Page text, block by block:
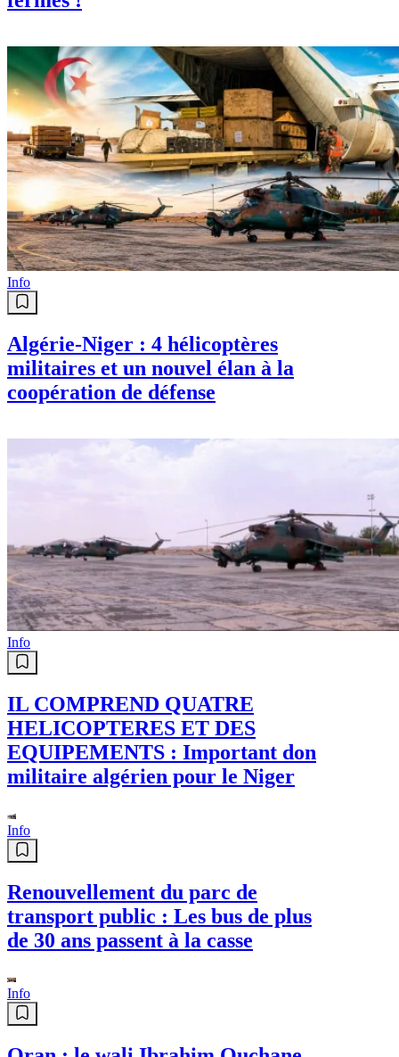
fermés !
Info
Algérie-Niger : 4 hélicoptères
coopération de défense
Info
IL COMPREND QUATRE
HELICOPTERES ET DES
EQUIPEMENTS : Important don
militaire algérien pour le Niger